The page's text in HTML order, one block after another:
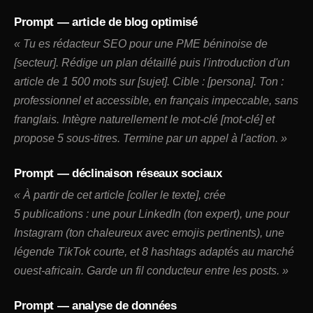
Prompt — article de blog optimisé
« Tu es rédacteur SEO pour une PME béninoise de
[secteur]. Rédige un plan détaillé puis l'introduction d'un
article de 1 500 mots sur [sujet]. Cible : [persona]. Ton :
professionnel et accessible, en français impeccable, sans
franglais. Intègre naturellement le mot-clé [mot-clé] et
propose 5 sous-titres. Termine par un appel à l'action. »
Prompt — déclinaison réseaux sociaux
« À partir de cet article [coller le texte], crée
5 publications : une pour LinkedIn (ton expert), une pour
Instagram (ton chaleureux avec emojis pertinents), une
légende TikTok courte, et 8 hashtags adaptés au marché
ouest-africain. Garde un fil conducteur entre les posts. »
Prompt — analyse de données